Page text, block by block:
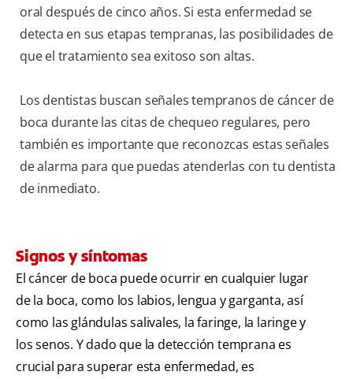
oral después de cinco años. Si esta enfermedad se
detecta en sus etapas tempranas, las posibilidades de
que el tratamiento sea exitoso son altas.
Los dentistas buscan señales tempranos de cáncer de
boca durante las citas de chequeo regulares, pero
también es importante que reconozcas estas señales
de alarma para que puedas atenderlas con tu dentista
de inmediato.
Signos y síntomas
El cáncer de boca puede ocurrir en cualquier lugar
de la boca, como los labios, lengua y garganta, así
como las glándulas salivales, la faringe, la laringe y
los senos. Y dado que la detección temprana es
crucial para superar esta enfermedad, es